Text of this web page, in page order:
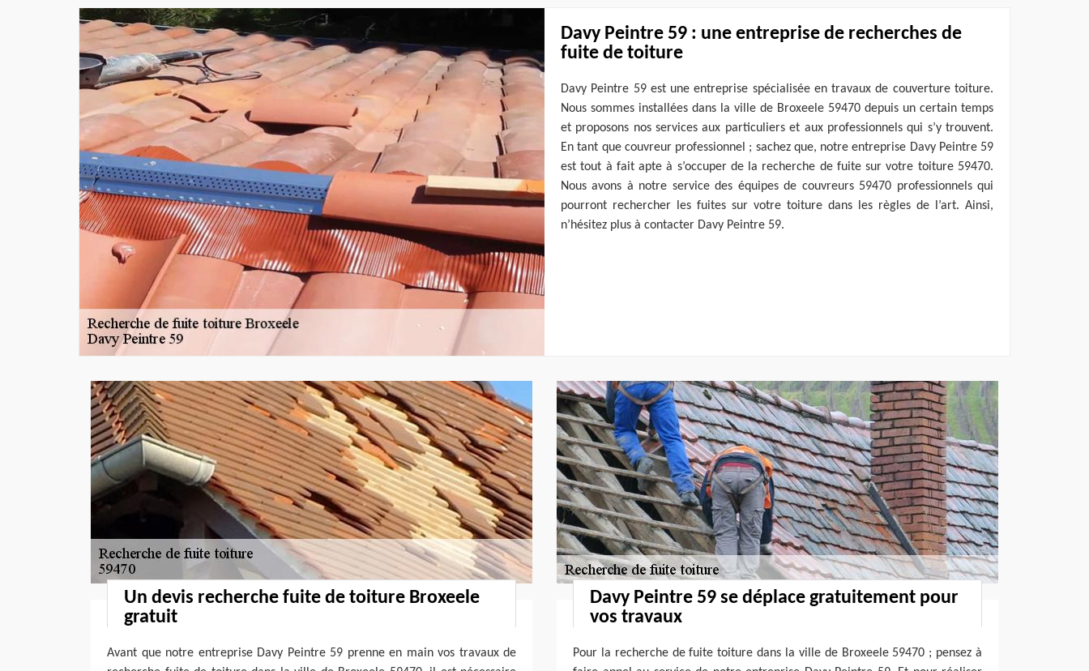
Davy Peintre 59 : une entreprise de recherches de
fuite de toiture
Davy Peintre 59 est une entreprise spécialisée en travaux de couverture toiture.
Nous sommes installées dans la ville de Broxeele 59470 depuis un certain temps
et proposons nos services aux particuliers et aux professionnels qui s’y trouvent.
En tant que couvreur professionnel ; sachez que, notre entreprise Davy Peintre 59
est tout à fait apte à s’occuper de la recherche de fuite sur votre toiture 59470.
Nous avons à notre service des équipes de couvreurs 59470 professionnels qui
pourront rechercher les fuites sur votre toiture dans les règles de l’art. Ainsi,
n’hésitez plus à contacter Davy Peintre 59.
Un devis recherche fuite de toiture Broxeele
gratuit
Avant que notre entreprise Davy Peintre 59 prenne en main vos travaux de
Davy Peintre 59 se déplace gratuitement pour
vos travaux
Pour la recherche de fuite toiture dans la ville de Broxeele 59470 ; pensez à